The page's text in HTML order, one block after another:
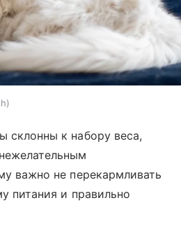
склонны к набору веса,
важно не перекармливать
питания и правильно